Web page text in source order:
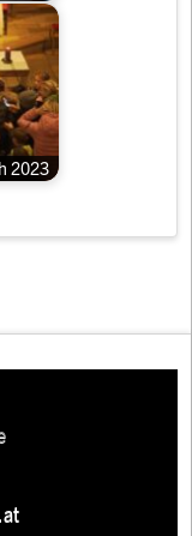
2023